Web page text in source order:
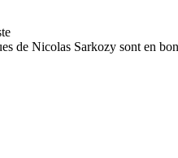
de Nicolas Sarkozy sont en